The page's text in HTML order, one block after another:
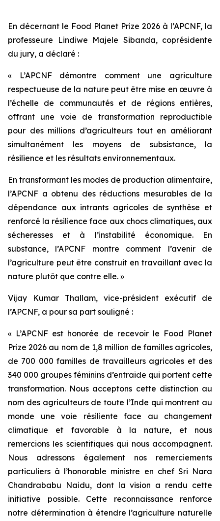
En décernant le Food Planet Prize 2026 à l’APCNF, la
professeure Lindiwe Majele Sibanda, coprésidente
du jury, a déclaré :
« L’APCNF démontre comment une agriculture
respectueuse de la nature peut être mise en œuvre à
l’échelle de communautés et de régions entières,
offrant une voie de transformation reproductible
pour des millions d’agriculteurs tout en améliorant
simultanément les moyens de subsistance, la
résilience et les résultats environnementaux.
En transformant les modes de production alimentaire,
l’APCNF a obtenu des réductions mesurables de la
dépendance aux intrants agricoles de synthèse et
renforcé la résilience face aux chocs climatiques, aux
sécheresses et à l’instabilité économique. En
substance, l’APCNF montre comment l’avenir de
l’agriculture peut être construit en travaillant avec la
nature plutôt que contre elle. »
Vijay Kumar Thallam, vice-président exécutif de
l’APCNF, a pour sa part souligné :
« L’APCNF est honorée de recevoir le Food Planet
Prize 2026 au nom de 1,8 million de familles agricoles,
de 700 000 familles de travailleurs agricoles et des
340 000 groupes féminins d’entraide qui portent cette
transformation. Nous acceptons cette distinction au
nom des agriculteurs de toute l’Inde qui montrent au
monde une voie résiliente face au changement
climatique et favorable à la nature, et nous
remercions les scientifiques qui nous accompagnent.
Nous adressons également nos remerciements
particuliers à l’honorable ministre en chef Sri Nara
Chandrababu Naidu, dont la vision a rendu cette
initiative possible. Cette reconnaissance renforce
notre détermination à étendre l’agriculture naturelle